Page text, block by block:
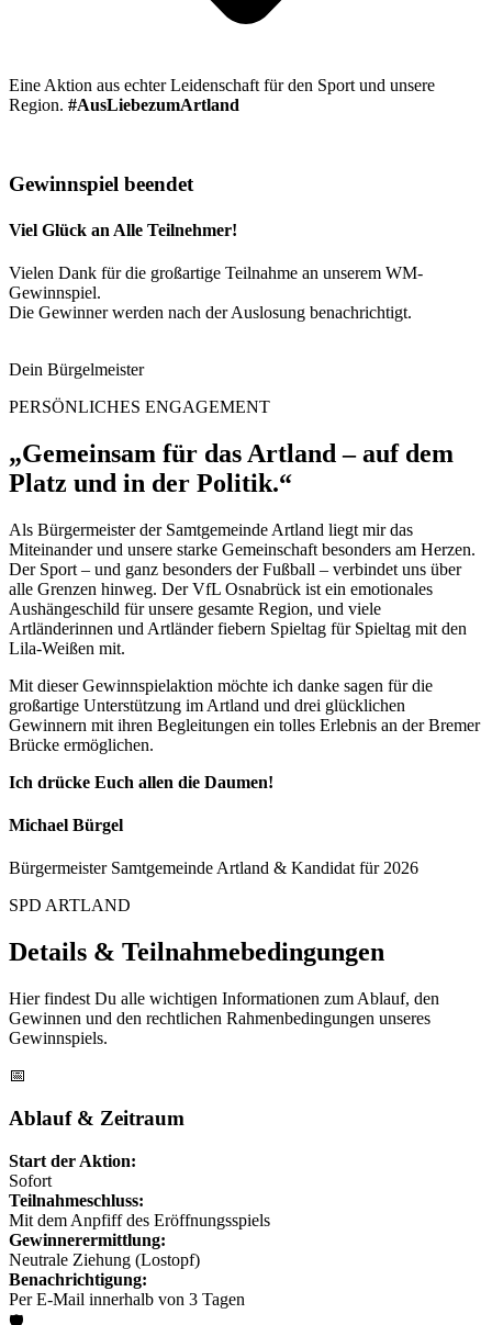
Eine Aktion aus echter Leidenschaft für den Sport und unsere
Region. #AusLiebezumArtland
Gewinnspiel beendet
Viel Glück an Alle Teilnehmer!
Vielen Dank für die großartige Teilnahme an unserem WM-
Gewinnspiel.
Die Gewinner werden nach der Auslosung benachrichtigt.
Dein Bürgelmeister
PERSÖNLICHES ENGAGEMENT
„Gemeinsam für das Artland – auf dem
Platz und in der Politik.“
Als Bürgermeister der Samtgemeinde Artland liegt mir das
Miteinander und unsere starke Gemeinschaft besonders am Herzen.
Der Sport – und ganz besonders der Fußball – verbindet uns über
alle Grenzen hinweg. Der VfL Osnabrück ist ein emotionales
Aushängeschild für unsere gesamte Region, und viele
Artländerinnen und Artländer fiebern Spieltag für Spieltag mit den
Lila-Weißen mit.
Mit dieser Gewinnspielaktion möchte ich danke sagen für die
großartige Unterstützung im Artland und drei glücklichen
Gewinnern mit ihren Begleitungen ein tolles Erlebnis an der Bremer
Brücke ermöglichen.
Ich drücke Euch allen die Daumen!
Michael Bürgel
Bürgermeister Samtgemeinde Artland & Kandidat für 2026
SPD ARTLAND
Details & Teilnahmebedingungen
Hier findest Du alle wichtigen Informationen zum Ablauf, den
Gewinnen und den rechtlichen Rahmenbedingungen unseres
Gewinnspiels.
📅
Ablauf & Zeitraum
Start der Aktion:
Sofort
Teilnahmeschluss:
Mit dem Anpfiff des Eröffnungsspiels
Gewinnerermittlung:
Neutrale Ziehung (Lostopf)
Benachrichtigung:
Per E-Mail innerhalb von 3 Tagen